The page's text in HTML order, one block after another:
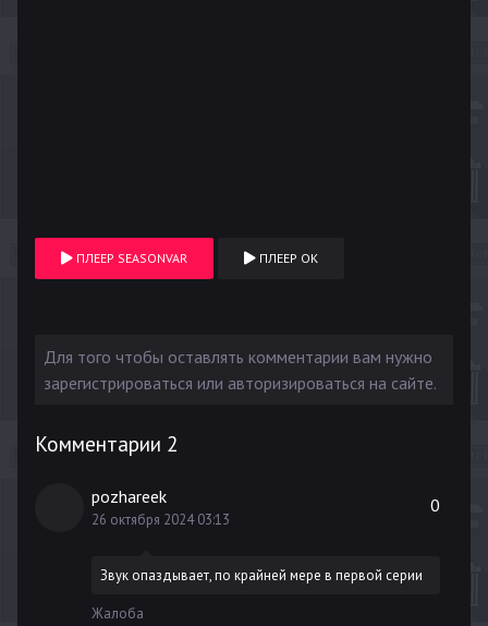
ПЛЕЕР SEASONVAR ПЛЕЕР OK
Для того чтобы оставлять комментарии вам нужно
зарегистрироваться или авторизироваться на сайте.
Комментарии 2
pozhareek
26 октября 2024 03:13
Звук опаздывает, по крайней мере в первой серии
Жалоба
0